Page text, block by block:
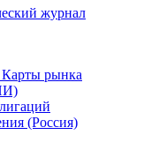
журнал
рынка
(Россия)